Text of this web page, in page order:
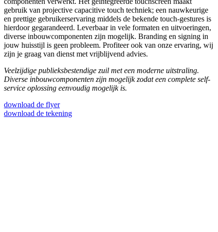
gebruik van projective capacitive touch techniek; een nauwkeurige
en prettige gebruikerservaring middels de bekende touch-gestures is
hierdoor gegarandeerd. Leverbaar in vele formaten en uitvoeringen,
diverse inbouwcomponenten zijn mogelijk. Branding en signing in
jouw huisstijl is geen probleem. Profiteer ook van onze ervaring, wij
zijn je graag van dienst met vrijblijvend advies.
Veelzijdige publieksbestendige zuil met een moderne uitstraling.
Diverse inbouwcomponenten zijn mogelijk zodat een complete self-
service oplossing eenvoudig mogelijk is.
download de flyer
download de tekening